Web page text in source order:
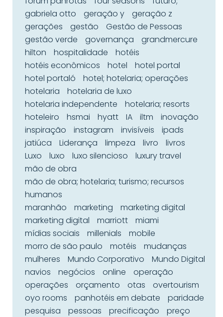
gabriela otto
geração y
geração z
gerações
gestão
Gestão de Pessoas
gestão verde
governança
grandmercure
hilton
hospitalidade
hotéis
hotéis econômicos
hotel
hotel portal
hotel portaló
hotel; hotelaria; operações
hotelaria
hotelaria de luxo
hotelaria independente
hotelaria; resorts
hoteleiro
hsmai hyatt IA iltm
inovação
inspiração
instagram invisíveis
ipads
jatiúca
Liderança limpeza livro
livros
Luxo
luxo luxo silencioso
luxury travel
mão de obra
mão de obra; hotelaria; turismo; recursos
humanos
maranhão
marketing
marketing digital
marketing digital
marriott
miami
mídias sociais
millenials
mobile
morro de são paulo
motéis
mudanças
mulheres
Mundo Corporativo
Mundo Digital
navios
negócios online
operação
operações
orçamento otas
overtourism
oyo rooms
panhotéis em debate
paridade
pesquisa
pessoas precificação
preço